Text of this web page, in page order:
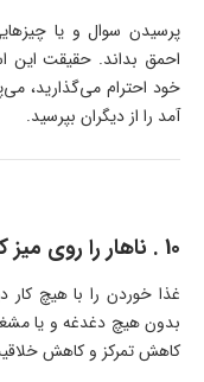
پرسیدن سوال و یا
احمق بداند. حقیقت این
خود احترام می‌گذارید،
آمد را از دیگران بپرسید.
10 . ناهار را روی میز کار خود میل نکنید
غذا خوردن را با هیچ کار
بدون هیچ دغدغه و یا
کاهش تمرکز و کاهش